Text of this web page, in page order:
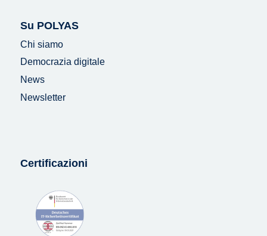
Su POLYAS
Chi siamo
Democrazia digitale
News
Newsletter
Certificazioni